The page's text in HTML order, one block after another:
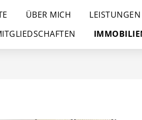
ÜBER MICH LEISTUNGEN